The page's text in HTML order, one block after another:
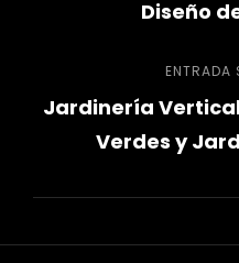
entradas
Diseño
ENTRADA
Jardinería
Verdes y